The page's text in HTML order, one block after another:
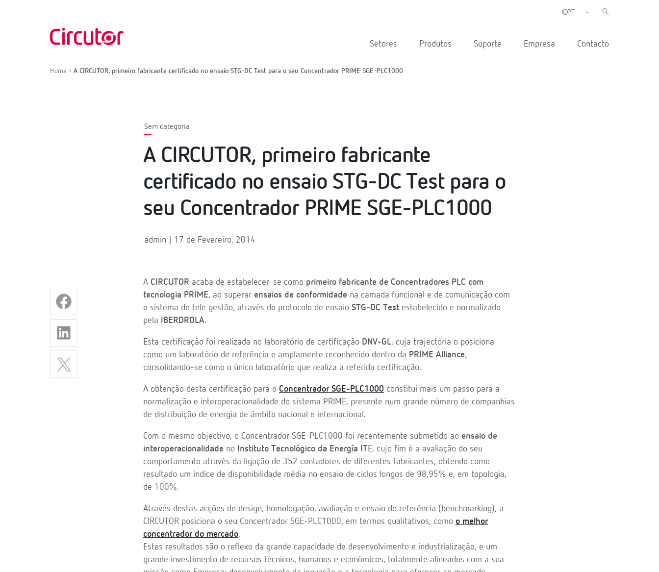
Setores Produtos Suporte Empresa Contacto
Home A CIRCUTOR, primeiro fabricante certificado no ensaio STG-DC Test para o seu Concentrador PRIME SGE-PLC1000
Sem categoria
A CIRCUTOR, primeiro fabricante
certificado no ensaio STG-DC Test para o
seu Concentrador PRIME SGE-PLC1000
admin | 17 de Fevereiro, 2014
A CIRCUTOR acaba de estabelecer-se como primeiro fabricante de Concentradores PLC com
tecnologia PRIME, ao superar ensaios de conformidade na camada funcional e de comunicação com
o sistema de tele gestão, através do protocolo de ensaio STG-DC Test estabelecido e normalizado
pela IBERDROLA.
Esta certificação foi realizada no laboratório de certificação DNV-GL, cuja trajectória o posiciona
como um laboratório de referência e amplamente reconhecido dentro da PRIME Alliance,
consolidando-se como o único laboratório que realiza a referida certificação.
A obtenção desta certificação para o Concentrador SGE-PLC1000 constitui mais um passo para a
normalização e interoperacionalidade do sistema PRIME, presente num grande número de companhias
de distribuição de energia de âmbito nacional e internacional.
Com o mesmo objectivo, o Concentrador SGE-PLC1000 foi recentemente submetido ao ensaio de
interoperacionalidade no Instituto Tecnológico da Energía ITE, cujo fim é a avaliação do seu
comportamento através da ligação de 352 contadores de diferentes fabricantes, obtendo como
resultado um índice de disponibilidade média no ensaio de ciclos longos de 98,95% e, em topologia,
de 100%.
Através destas acções de design, homologação, avaliação e ensaio de referência (benchmarking), a
CIRCUTOR posiciona o seu Concentrador SGE-PLC1000, em termos qualitativos, como o melhor
concentrador do mercado.
Estes resultados são o reflexo da grande capacidade de desenvolvimento e industrialização, e um
grande investimento de recursos técnicos, humanos e económicos, totalmente alineados com a sua